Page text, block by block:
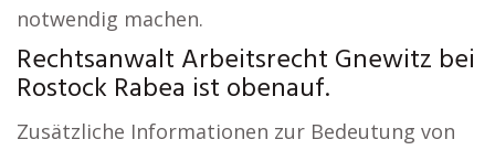
notwendig machen.
Rechtsanwalt Arbeitsrecht Gnewitz bei
Rostock Rabea ist obenauf.
Zusätzliche Informationen zur Bedeutung von